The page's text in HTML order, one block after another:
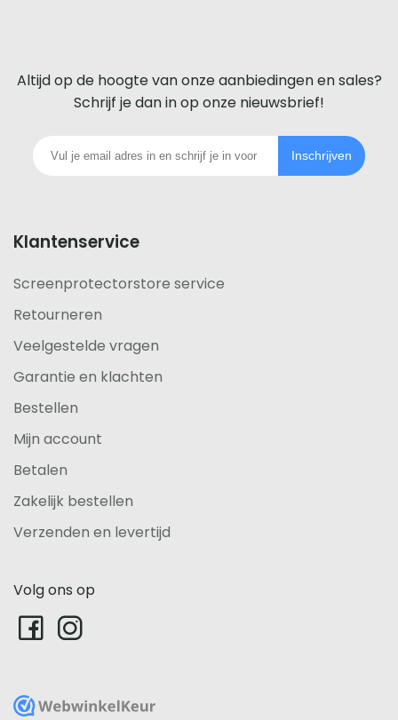
voor
iedere
telefoon
Altijd op de hoogte van onze aanbiedingen en sales?
Schrijf je dan in op onze nieuwsbrief!
Inschrijven
Klantenservice
Screenprotectorstore service
Retourneren
Veelgestelde vragen
Garantie en klachten
Bestellen
Mijn account
Betalen
Zakelijk bestellen
Verzenden en levertijd
Volg ons op
WebwinkelKeur